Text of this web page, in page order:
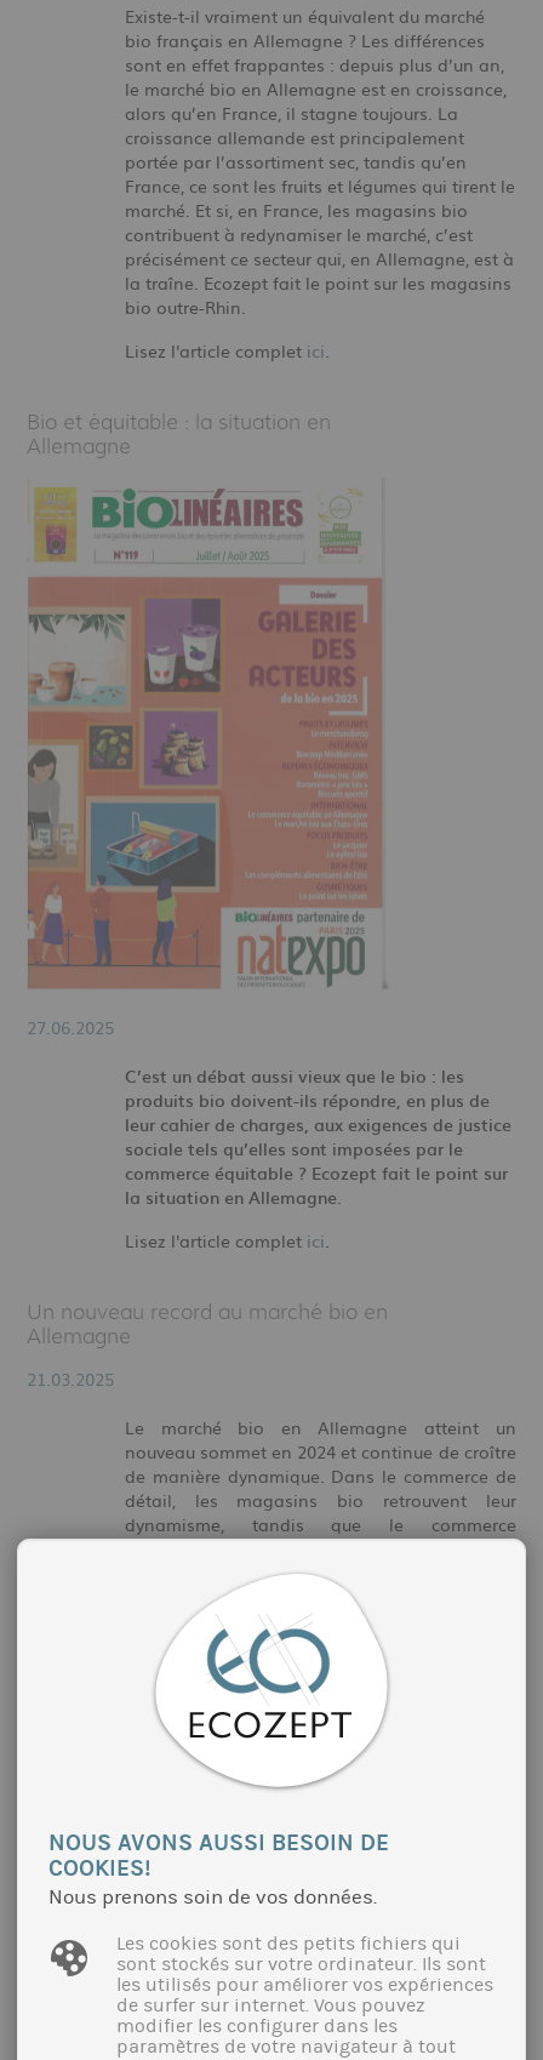
Existe-t-il vraiment un équivalent du marché
bio français en Allemagne ? Les différences
sont en effet frappantes : depuis plus d’un an,
le marché bio en Allemagne est en croissance,
alors qu’en France, il stagne toujours. La
croissance allemande est principalement
portée par l’assortiment sec, tandis qu’en
France, ce sont les fruits et légumes qui tirent le
marché. Et si, en France, les magasins bio
contribuent à redynamiser le marché, c’est
précisément ce secteur qui, en Allemagne, est à
la traîne. Ecozept fait le point sur les magasins
bio outre-Rhin.
Lisez l'article complet ici
Bio et équitable : la situation en
Allemagne
27.06.2025
C’est un débat aussi vieux que le bio : les
produits bio doivent-ils répondre, en plus de
leur cahier de charges, aux exigences de justice
sociale tels qu’elles sont imposées par le
commerce équitable ? Ecozept fait le point sur
la situation en Allemagne.
Lisez l'article complet ici
Un nouveau record au marché bio en
Allemagne
21.03.2025
Le marché bio en Allemagne atteint un
nouveau sommet en 2024 et continue de croître
de manière dynamique. Dans le commerce de
détail, les magasins bio retrouvent leur
dynamisme, tandis que le commerce
conventionnel connaît une nette progression,
notamment grâce à la forte croissance des
drogueries. En revanche, la vente directe
enregistre un recul que le commerce en ligne
peine à compenser.
Pour 2025, le marché est confronté à trois défis
majeurs : la pression croissante sur les prix
exercée par les marques de distributeurs, une
dépendance accrue vis-à-vis des importations,
et l'affaiblissement de la valeur ajoutée des
Naturland, qui sont désormais présents dans
presque toutes les chaînes de distribution.
Lisez l'article completici.
La restauration hors domicile - un
marché attractif pour les entreprises de
vente directe ?
NOUS AVONS AUSSI BESOIN DE
COOKIES!
Nous prenons soin de vos données.
Les cookies sont des petits fichiers qui
sont stockés sur votre ordinateur. Ils sont
les utilisés pour améliorer vos expériences
de surfer sur internet. Vous pouvez
modifier les configurer dans les
paramètres de votre navigateur à tout